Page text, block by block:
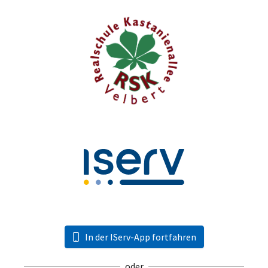
In der IServ-App fortfahren